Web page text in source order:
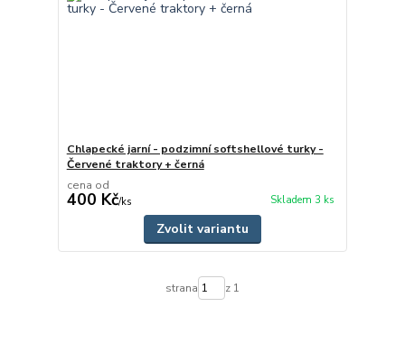
Chlapecké jarní - podzimní softshellové turky -
Červené traktory + černá
cena od
400 Kč/ks Skladem 3 ks
Zvolit variantu
strana z 1